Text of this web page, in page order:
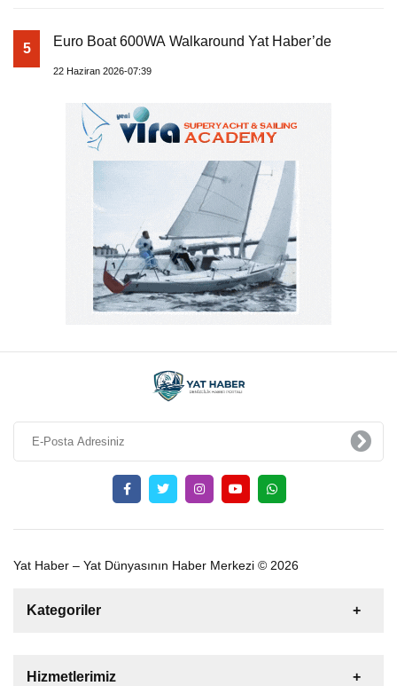
5 Euro Boat 600WA Walkaround Yat Haber’de
22 Haziran 2026-07:39
Yat Haber – Yat Dünyasının Haber Merkezi © 2026
Kategoriler
Tekne
Hizmetlerimiz